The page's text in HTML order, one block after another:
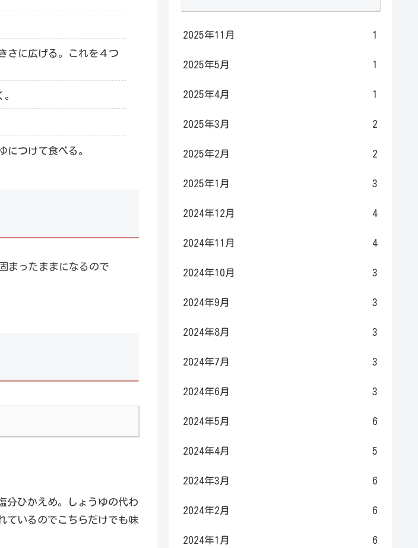
さに広げる。これを４つ
つけて食べる。
まったままになるので
分ひかえめ。しょうゆの代わ
ているのでこちらだけでも味
2025年11月 1
2025年5月 1
2025年4月 1
2025年3月 2
2025年2月 2
2025年1月 3
2024年12月 4
2024年11月 4
2024年10月 3
2024年9月 3
2024年8月 3
2024年7月 3
2024年6月 3
2024年5月 6
2024年4月 5
2024年3月 6
2024年2月 6
2024年1月 6